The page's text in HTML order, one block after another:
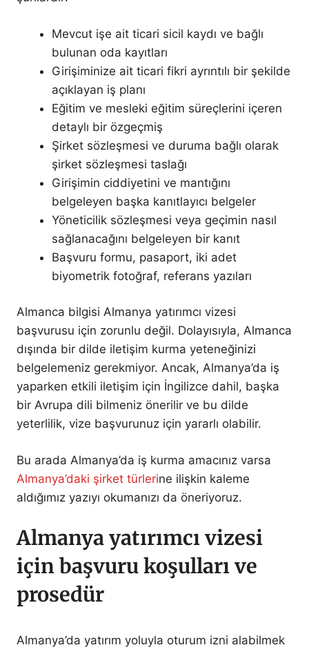
Mevcut işe ait ticari sicil kaydı ve bağlı
bulunan oda kayıtları
Girişiminize ait ticari fikri ayrıntılı bir şekilde
açıklayan iş planı
Eğitim ve mesleki eğitim süreçlerini içeren
detaylı bir özgeçmiş
Şirket sözleşmesi ve duruma bağlı olarak
şirket sözleşmesi taslağı
Girişimin ciddiyetini ve mantığını
belgeleyen başka kanıtlayıcı belgeler
Yöneticilik sözleşmesi veya geçimin nasıl
sağlanacağını belgeleyen bir kanıt
Başvuru formu, pasaport, iki adet
biyometrik fotoğraf, referans yazıları
Almanca bilgisi Almanya yatırımcı vizesi
başvurusu için zorunlu değil. Dolayısıyla, Almanca
dışında bir dilde iletişim kurma yeteneğinizi
belgelemeniz gerekmiyor. Ancak, Almanya’da iş
yaparken etkili iletişim için İngilizce dahil, başka
bir Avrupa dili bilmeniz önerilir ve bu dilde
yeterlilik, vize başvurunuz için yararlı olabilir.
Bu arada Almanya’da iş kurma amacınız varsa
Almanya’daki şirket türlerine ilişkin kaleme
aldığımız yazıyı okumanızı da öneriyoruz.
Almanya yatırımcı vizesi
için başvuru koşulları ve
prosedür
Almanya’da yatırım yoluyla oturum izni alabilmek